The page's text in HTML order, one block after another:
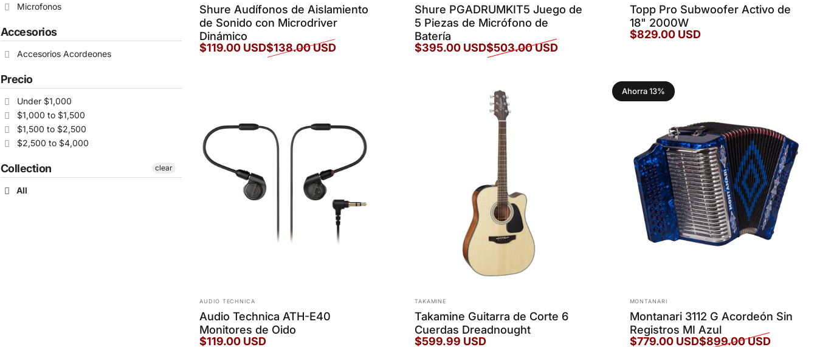
Microfonos
Accesorios
Accesorios Acordeones
Precio
Under $1,000
$1,000 to $1,500
$1,500 to $2,500
$2,500 to $4,000
Collection
All
clear
Shure Audífonos de Aislamiento
de Sonido con Microdriver
Dinámico
Precio de oferta
$119.00 USD$138.00 USD
Shure PGADRUMKIT5 Juego de
5 Piezas de Micrófono de
Batería
$395.00 USD$503.00 USD
Topp Pro Subwoofer Activo de
18" 2000W
$829.00 USD
Marca:
AUDIO TECHNICA
Audio Technica ATH-E40
Monitores de Oido
$119.00 USD
Marca:
TAKAMINE
Takamine Guitarra de Corte 6
Cuerdas Dreadnought
$599.99 USD
Ahorra 13%
Marca:
MONTANARI
Montanari 3112 G Acordeón Sin
Registros MI Azul
$779.00 USD$899.00 USD